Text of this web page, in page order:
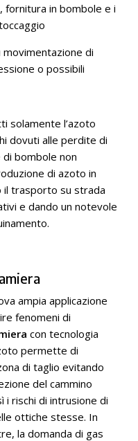
fornitura in bombole e i
di
o possibili
solamente l’azoto
dovuti alle perdite di
bombole non
di azoto in
il trasporto su strada
e dando un notevole
ampia applicazione
fenomeni di
con tecnologia
permette di
di taglio evitando
del cammino
i rischi di intrusione di
ottiche stesse. In
la domanda di gas